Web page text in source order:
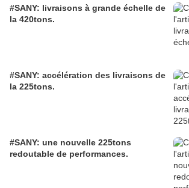
#SANY: livraisons à grande échelle de
la 420tons.
#SANY: accélération des livraisons de
la 225tons.
#SANY: une nouvelle 225tons
redoutable de performances.